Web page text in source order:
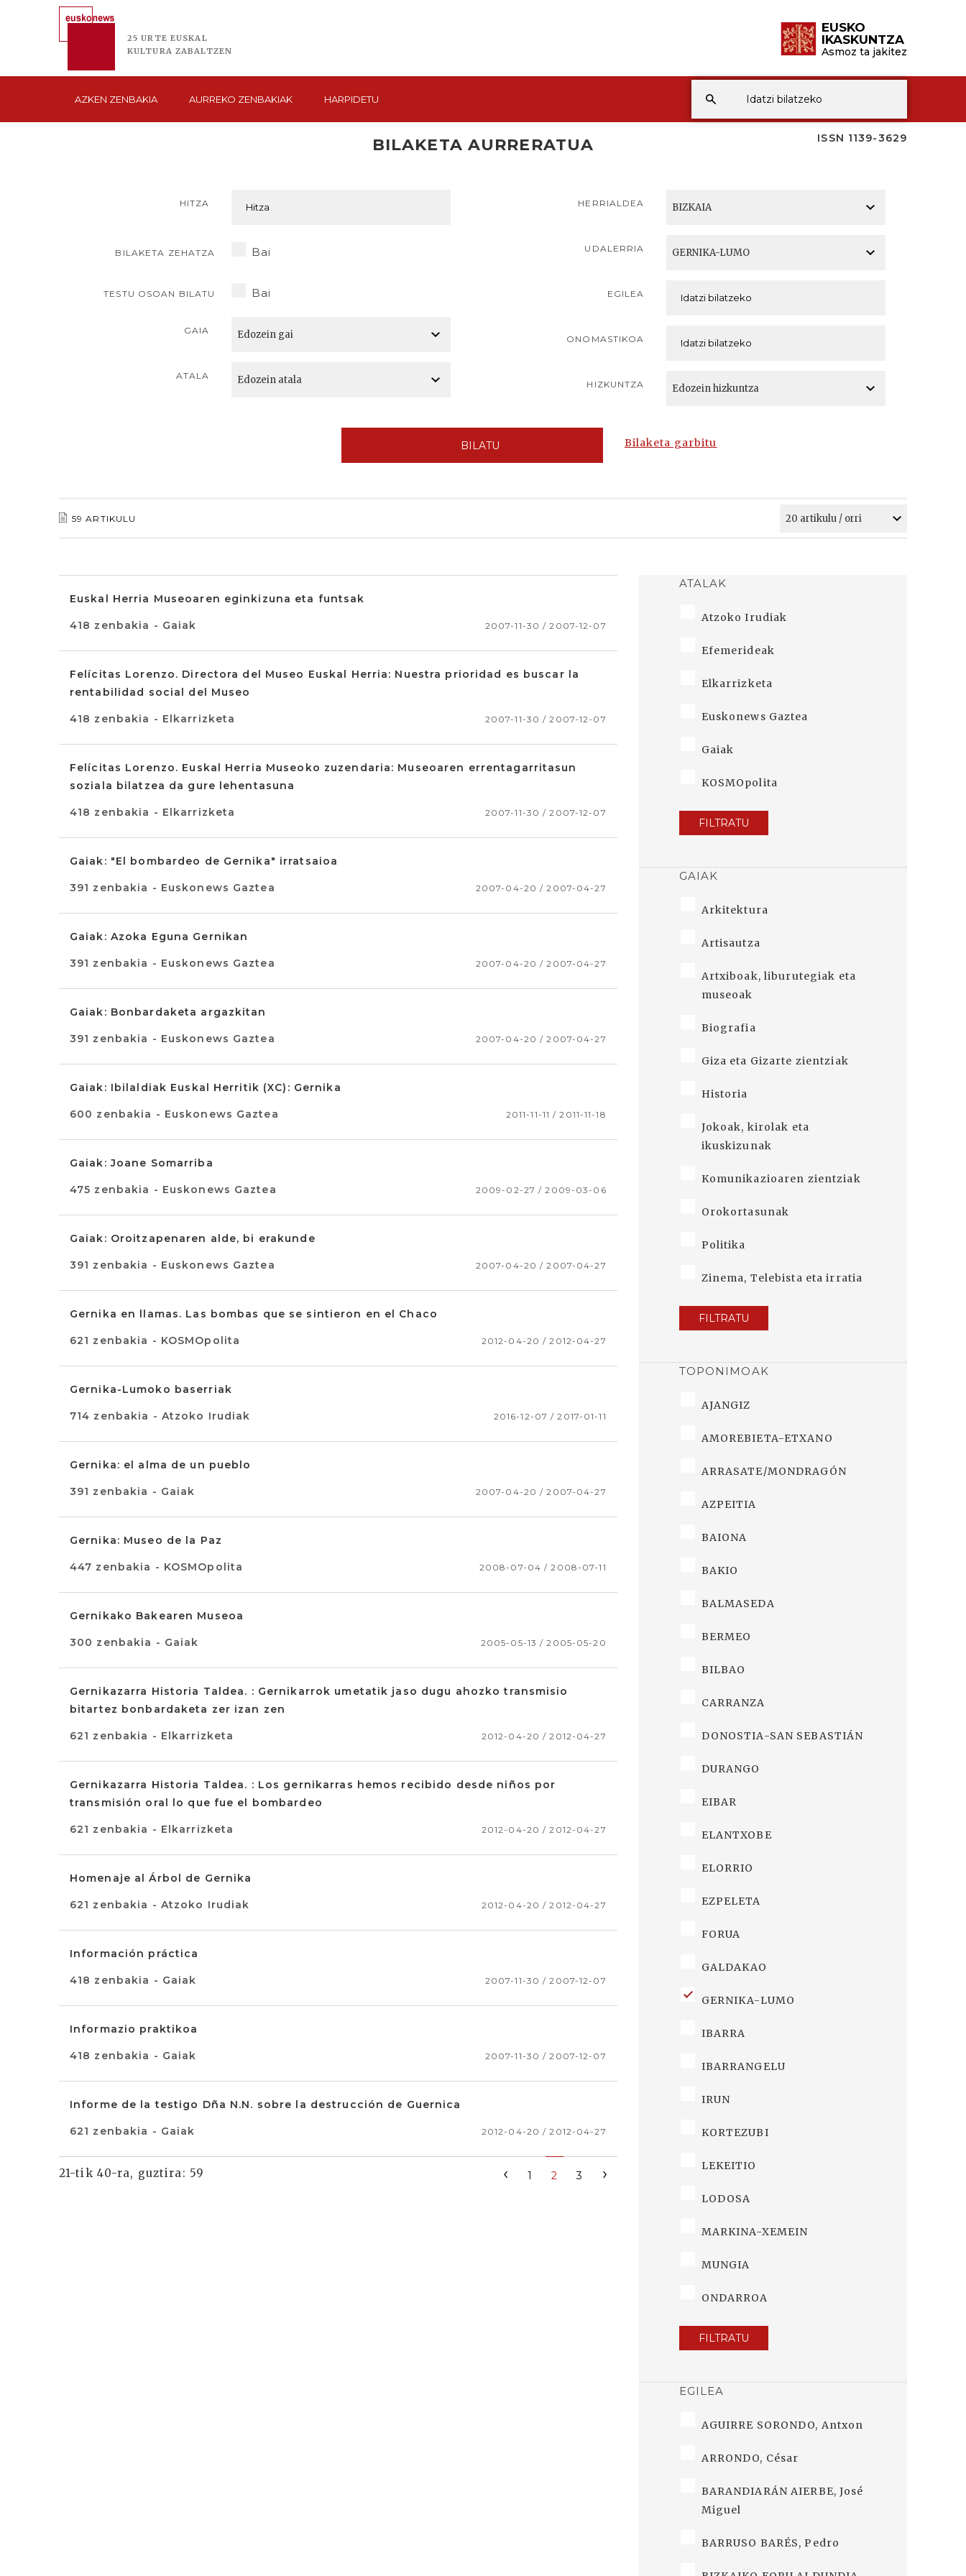
25 URTE EUSKAL
KULTURA ZABALTZEN
EUSKO
IKASKUNTZA
Asmoz ta jakitez
AZKEN ZENBAKIA AURREKO ZENBAKIAK HARPIDETU
ISSN 1139-3629
BILAKETA AURRERATUA
HITZA
BILAKETA ZEHATZA Bai
TESTU OSOAN BILATU Bai
GAIA
ATALA
HERRIALDEA
UDALERRIA
EGILEA
ONOMASTIKOA
HIZKUNTZA
BILATU Bilaketa garbitu
59 ARTIKULU
Euskal Herria Museoaren eginkizuna eta funtsak
418 zenbakia - Gaiak 2007-11-30 / 2007-12-07
Felícitas Lorenzo. Directora del Museo Euskal Herria: Nuestra prioridad es buscar la
rentabilidad social del Museo
418 zenbakia - Elkarrizketa 2007-11-30 / 2007-12-07
Felícitas Lorenzo. Euskal Herria Museoko zuzendaria: Museoaren errentagarritasun
soziala bilatzea da gure lehentasuna
418 zenbakia - Elkarrizketa 2007-11-30 / 2007-12-07
Gaiak: "El bombardeo de Gernika" irratsaioa
391 zenbakia - Euskonews Gaztea 2007-04-20 / 2007-04-27
Gaiak: Azoka Eguna Gernikan
391 zenbakia - Euskonews Gaztea 2007-04-20 / 2007-04-27
Gaiak: Bonbardaketa argazkitan
391 zenbakia - Euskonews Gaztea 2007-04-20 / 2007-04-27
Gaiak: Ibilaldiak Euskal Herritik (XC): Gernika
600 zenbakia - Euskonews Gaztea 2011-11-11 / 2011-11-18
Gaiak: Joane Somarriba
475 zenbakia - Euskonews Gaztea 2009-02-27 / 2009-03-06
Gaiak: Oroitzapenaren alde, bi erakunde
391 zenbakia - Euskonews Gaztea 2007-04-20 / 2007-04-27
Gernika en llamas. Las bombas que se sintieron en el Chaco
621 zenbakia - KOSMOpolita 2012-04-20 / 2012-04-27
Gernika-Lumoko baserriak
714 zenbakia - Atzoko Irudiak 2016-12-07 / 2017-01-11
Gernika: el alma de un pueblo
391 zenbakia - Gaiak 2007-04-20 / 2007-04-27
Gernika: Museo de la Paz
447 zenbakia - KOSMOpolita 2008-07-04 / 2008-07-11
Gernikako Bakearen Museoa
300 zenbakia - Gaiak 2005-05-13 / 2005-05-20
Gernikazarra Historia Taldea. : Gernikarrok umetatik jaso dugu ahozko transmisio
bitartez bonbardaketa zer izan zen
621 zenbakia - Elkarrizketa 2012-04-20 / 2012-04-27
Gernikazarra Historia Taldea. : Los gernikarras hemos recibido desde niños por
transmisión oral lo que fue el bombardeo
621 zenbakia - Elkarrizketa 2012-04-20 / 2012-04-27
Homenaje al Árbol de Gernika
621 zenbakia - Atzoko Irudiak 2012-04-20 / 2012-04-27
Información práctica
418 zenbakia - Gaiak 2007-11-30 / 2007-12-07
Informazio praktikoa
418 zenbakia - Gaiak 2007-11-30 / 2007-12-07
Informe de la testigo Dña N.N. sobre la destrucción de Guernica
621 zenbakia - Gaiak 2012-04-20 / 2012-04-27
21-tik 40-ra, guztira: 59 ‹ 1 2 3 ›
ATALAK
Atzoko Irudiak
Efemerideak
Elkarrizketa
Euskonews Gaztea
Gaiak
KOSMOpolita
FILTRATU
GAIAK
Arkitektura
Artisautza
Artxiboak, liburutegiak eta
museoak
Biografia
Giza eta Gizarte zientziak
Historia
Jokoak, kirolak eta
ikuskizunak
Komunikazioaren zientziak
Orokortasunak
Politika
Zinema, Telebista eta irratia
FILTRATU
TOPONIMOAK
AJANGIZ
AMOREBIETA-ETXANO
ARRASATE/MONDRAGÓN
AZPEITIA
BAIONA
BAKIO
BALMASEDA
BERMEO
BILBAO
CARRANZA
DONOSTIA-SAN SEBASTIÁN
DURANGO
EIBAR
ELANTXOBE
ELORRIO
EZPELETA
FORUA
GALDAKAO
GERNIKA-LUMO
IBARRA
IBARRANGELU
IRUN
KORTEZUBI
LEKEITIO
LODOSA
MARKINA-XEMEIN
MUNGIA
ONDARROA
FILTRATU
EGILEA
AGUIRRE SORONDO, Antxon
ARRONDO, César
BARANDIARÁN AIERBE, José
Miguel
BARRUSO BARÉS, Pedro